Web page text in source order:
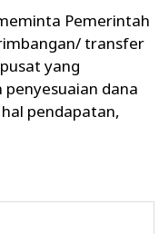
Pemerintah
transfer
yang
dana
pendapatan,